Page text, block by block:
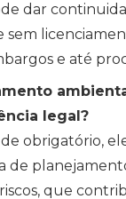
dar
sem
e até
legal?
de obrigatório,
de
que